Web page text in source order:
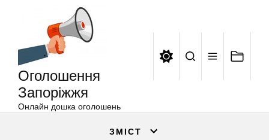
Оголошення
Запоріжжя
Онлайн дошка оголошень
ЗМІСТ